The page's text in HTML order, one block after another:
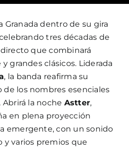
Granada dentro de su gira
tres décadas de
que combinará
grandes clásicos. Liderada
, la banda reafirma su
los nombres esenciales
la noche Astter,
en plena proyección
emergente, con un sonido
y varios premios que